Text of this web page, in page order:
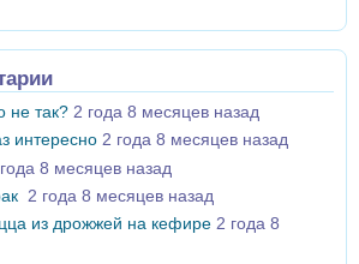
не так? 2 года 8 месяцев назад
интересно 2 года 8 месяцев назад
8 месяцев назад
2 года 8 месяцев назад
из дрожжей на кефире 2 года 8